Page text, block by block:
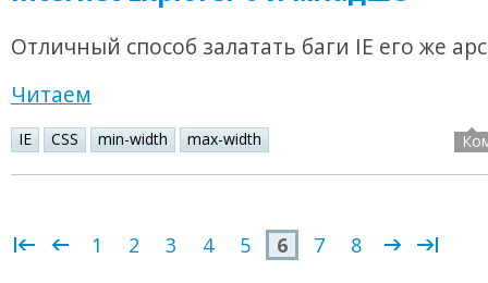
Отличный способ залатать баги IE его же
Читаем
IE CSS min-width max-width
1 2 3 4 5 6 7 8